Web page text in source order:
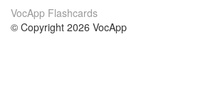
VocApp Flashcards
© Copyright 2026 VocApp